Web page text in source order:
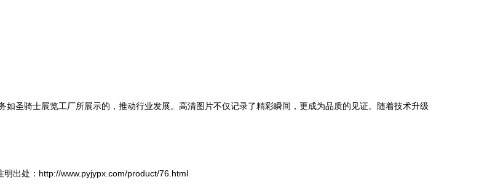
如圣骑士展览工厂所展示的，推动行业发展。高清图片不仅记录了精彩瞬间，更成为品质的见证。随着技术升级
明出处：http://www.pyjypx.com/product/76.html